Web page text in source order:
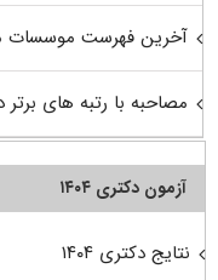
آخرین فهرست موسسات
مصاحبه با رتبه های برتر
آزمون دکتری ۱۴۰۴
نتایج دکتری ۱۴۰۴